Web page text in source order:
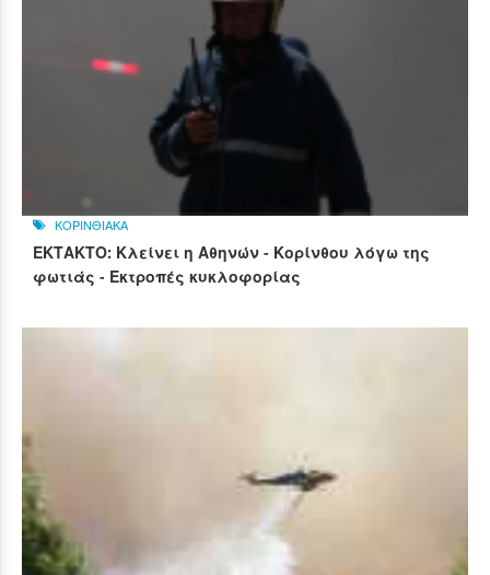
ΚΟΡΙΝΘΙΑΚΑ
ΕΚΤΑΚΤΟ: Κλείνει η Αθηνών - Κορίνθου λόγω της
φωτιάς - Εκτροπές κυκλοφορίας